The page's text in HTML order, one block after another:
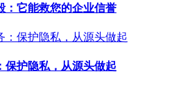
：它能救您的企业信誉
保护隐私，从源头做起